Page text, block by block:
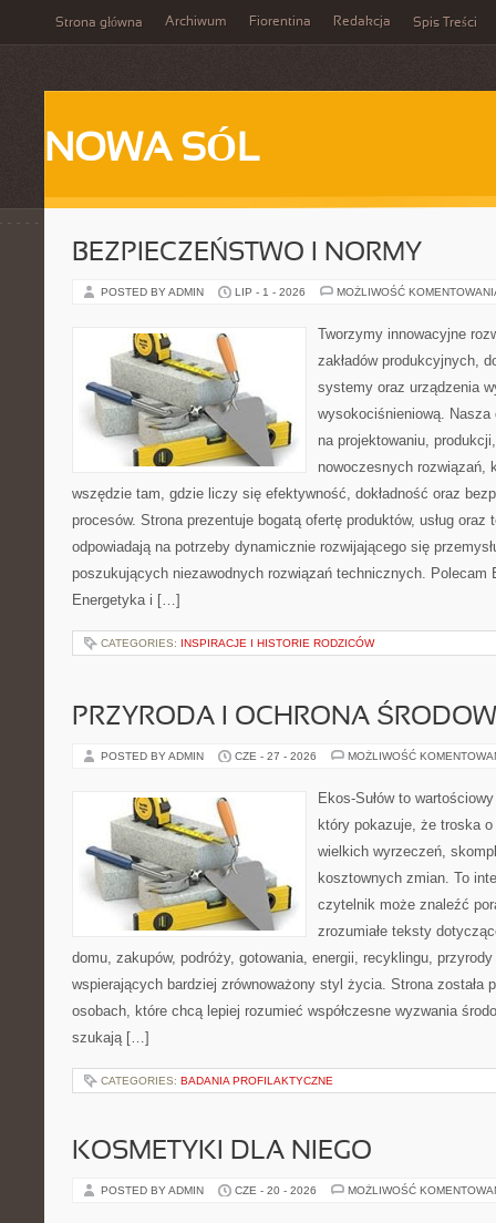
Strona główna Archiwum Fiorentina Redakcja Spis Treści
NOWA SÓL
BEZPIECZEŃSTWO I NORMY
POSTED BY ADMIN LIP - 1 - 2026 MOŻLIWOŚĆ
Tworzymy innowacyjne
zakładów produkcyjnych,
systemy oraz urządzenia
wysokociśnieniową. Nasza
na projektowaniu,
nowoczesnych rozwiązań,
wszędzie tam, gdzie liczy się efektywność, dokładność oraz
procesów. Strona prezentuje bogatą ofertę produktów, usług oraz
odpowiadają na potrzeby dynamicznie rozwijającego się
poszukujących niezawodnych rozwiązań technicznych. Polecam
Energetyka i […]
CATEGORIES: INSPIRACJE I HISTORIE RODZICÓW
PRZYRODA I OCHRONA
POSTED BY ADMIN CZE - 27 - 2026 MOŻLIWOŚĆ
Ekos-Sułów to
który pokazuje, że troska
wielkich wyrzeczeń,
kosztownych zmian. To
czytelnik może znaleźć
zrozumiałe teksty
domu, zakupów, podróży, gotowania, energii, recyklingu,
wspierających bardziej zrównoważony styl życia. Strona została
osobach, które chcą lepiej rozumieć współczesne wyzwania
szukają […]
CATEGORIES: BADANIA PROFILAKTYCZNE
KOSMETYKI DLA NIEGO
POSTED BY ADMIN CZE - 20 - 2026 MOŻLIWOŚĆ